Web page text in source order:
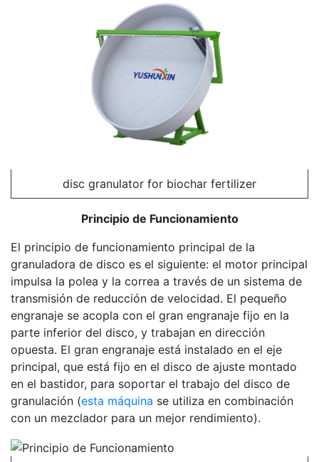
disc granulator for biochar fertilizer
Principio de Funcionamiento
El principio de funcionamiento principal de la
granuladora de disco es el siguiente: el motor principal
impulsa la polea y la correa a través de un sistema de
transmisión de reducción de velocidad. El pequeño
engranaje se acopla con el gran engranaje fijo en la
parte inferior del disco, y trabajan en dirección
opuesta. El gran engranaje está instalado en el eje
principal, que está fijo en el disco de ajuste montado
en el bastidor, para soportar el trabajo del disco de
granulación (esta máquina se utiliza en combinación
con un mezclador para un mejor rendimiento).